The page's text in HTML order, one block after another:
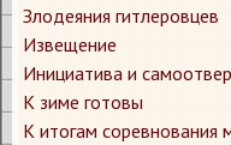
Злодеяния гитлеровцев
Извещение
Инициатива и
К зиме готовы
К итогам соревнования